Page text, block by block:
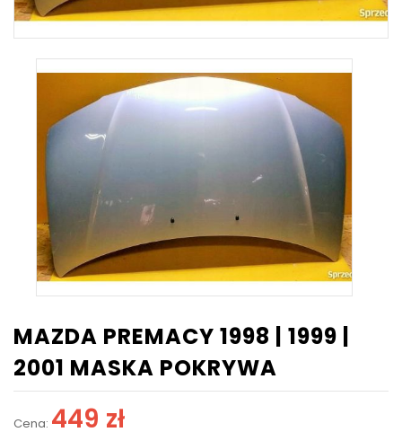
MAZDA PREMACY 1998 | 1999 |
2001 MASKA POKRYWA
Cena: 449 zł